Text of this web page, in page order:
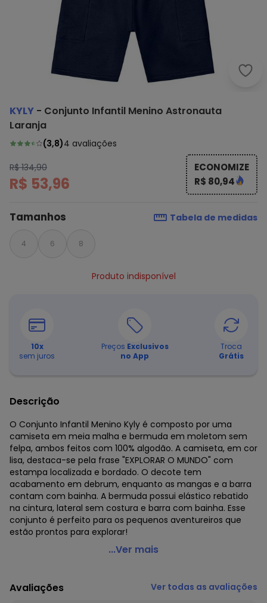
KYLY - Conjunto Infantil Menino Astronauta
Laranja
(3,8)4 avaliações
R$ 134,90
R$ 53,96
ECONOMIZE
R$ 80,94
Tamanhos Tabela de medidas
4 6 8
Produto indisponível
10x
sem juros
Preços Exclusivos
no App
Troca
Grátis
Descrição
O Conjunto Infantil Menino Kyly é composto por uma
camiseta em meia malha e bermuda em moletom sem
felpa, ambos feitos com 100% algodão. A camiseta, em cor
lisa, destaca-se pela frase "EXPLORAR O MUNDO" com
estampa localizada e bordado. O decote tem
acabamento em debrum, enquanto as mangas e a barra
contam com bainha. A bermuda possui elástico rebatido
na cintura, lateral sem costura e barra com bainha. Esse
conjunto é perfeito para os pequenos aventureiros que
estão prontos para explorar!
Kyly - Conjunto Infantil Menino Astronauta Laranja
Modelagem: Ampla
Comprimento da Manga: Curta
...Ver mais
Avaliações Ver todas as avaliações